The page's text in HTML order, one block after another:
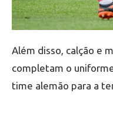
Além disso, calção e
completam o
time alemão para a